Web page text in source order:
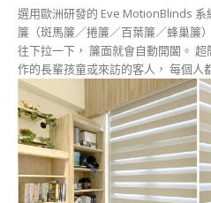
選用歐洲研發的 Eve MotionBlinds
簾（斑馬簾／捲簾／百葉簾／蜂巢簾
往下拉一下， 簾面就會自動開闔。
作的長輩孩童或來訪的客人， 每個人